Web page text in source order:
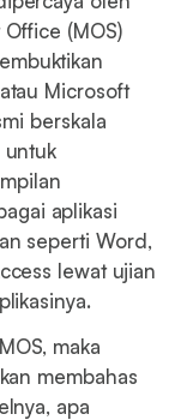
(MOS)
Microsoft
berskala
untuk
aplikasi
seperti Word,
lewat ujian
maka
membahas
apa